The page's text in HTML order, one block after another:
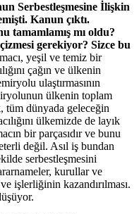
Serbestleşmesine İlişkin
Kanun çıktı.
tamamlamış mı oldu?
gerekiyor? Sizce bu
yeşil ve temiz bir
çağın ve ülkenin
ulaştırmasının
ülkenin toplam
tüm dünyada geleceğin
ülkemizde de layık
bir parçasıdır ve bunu
değil. Asıl iş bundan
serbestleşmesini
kurullar ve
işlerliğinin kazandırılması.